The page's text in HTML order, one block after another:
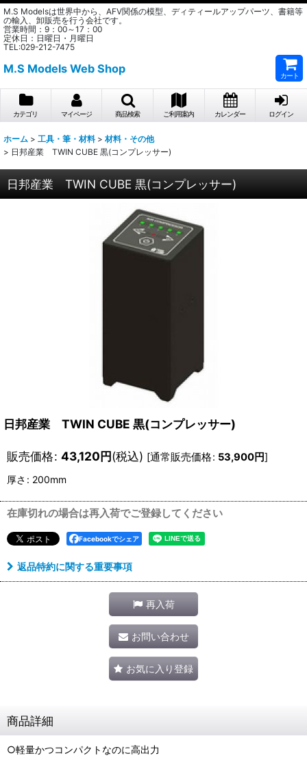
M.S Modelsは世界中から、AFV関係の模型、ディティールアップパーツ、書籍等
の輸入、卸販売を行う会社です。
営業時間：9：00～17：00
定休日：日曜日・月曜日
TEL:029-212-7475
M.S Models Web Shop
カート
カテゴリ マイページ 商品検索 ご利用案内 カレンダー ログイン
ホーム > 工具・筆・材料 > 材料・その他
> 日邦産業 TWIN CUBE 黒(コンプレッサー)
日邦産業 TWIN CUBE 黒(コンプレッサー)
日邦産業 TWIN CUBE 黒(コンプレッサー)
販売価格: 43,120円(税込) [通常販売価格: 53,900円]
厚さ : 200mm
在庫切れの場合は再入荷でご登録してください
Facebookでシェア
返品特約に関する重要事項
再入荷
お問い合わせ
お気に入り登録
商品詳細
○軽量かつコンパクトなのに高出力